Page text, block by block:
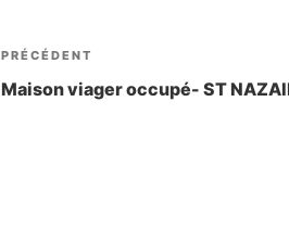
Navigation
de
Article
précédent
PRÉCÉDENT
Maison viager occupé- ST